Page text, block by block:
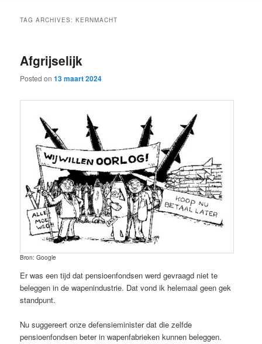
content
content
TAG ARCHIVES:KERNMACHT
Afgrijselijk
Posted on13 maart 2024
Bron: Google
Er was een tijd dat pensioenfondsen werd gevraagd niet te
beleggen in de wapenindustrie. Dat vond ik helemaal geen gek
standpunt.
Nu suggereert onze defensieminister dat die zelfde
pensioenfondsen beter in wapenfabrieken kunnen beleggen.